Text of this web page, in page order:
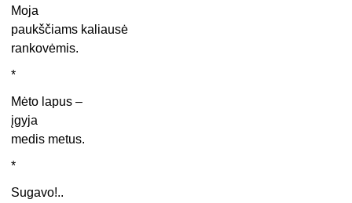
Moja
paukščiams kaliausė
rankovėmis.
*
Mėto lapus –
įgyja
medis metus.
*
Sugavo!..